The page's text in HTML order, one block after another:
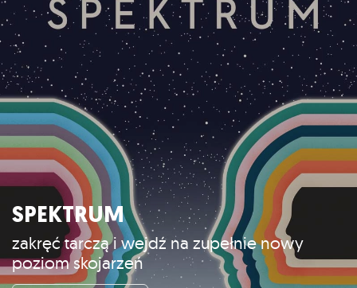
SPEKTRUM
zakręć tarczą i wejdź na zupełnie nowy
poziom skojarzeń